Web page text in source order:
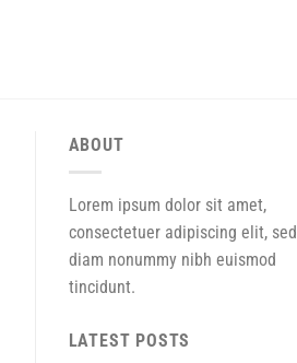
ABOUT
Lorem ipsum dolor sit amet,
consectetuer adipiscing elit, sed
diam nonummy nibh euismod
tincidunt.
LATEST POSTS